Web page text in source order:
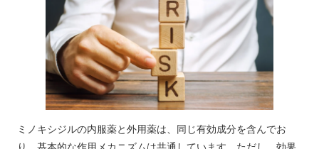
ミノキシジルの内服薬と外用薬は、同じ有効成分を含んでお
り、基本的な作用メカニズムは共通しています。ただし、効果